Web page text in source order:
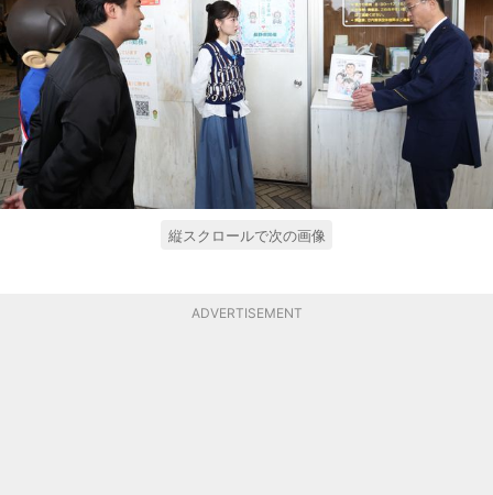
縦スクロールで次の画像
ADVERTISEMENT